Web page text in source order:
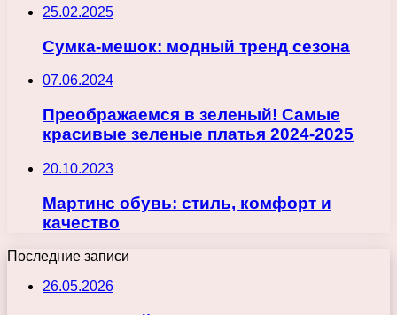
25.02.2025
Сумка-мешок: модный тренд сезона
07.06.2024
Преображаемся в зеленый! Самые
красивые зеленые платья 2024-2025
20.10.2023
Мартинс обувь: стиль, комфорт и
качество
Последние записи
26.05.2026